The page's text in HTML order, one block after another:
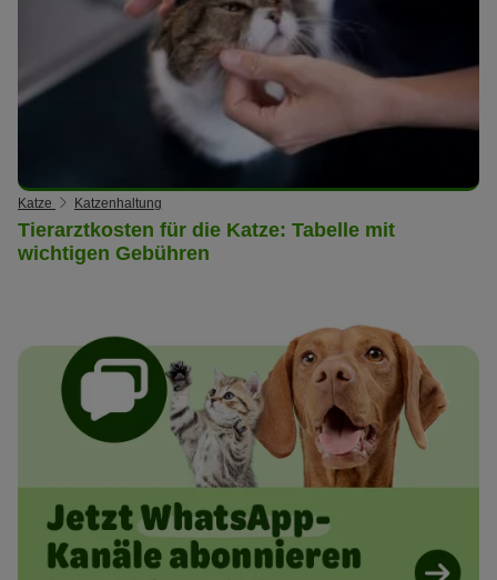
Katze Katzenhaltung
Tierarztkosten für die Katze: Tabelle mit
wichtigen Gebühren